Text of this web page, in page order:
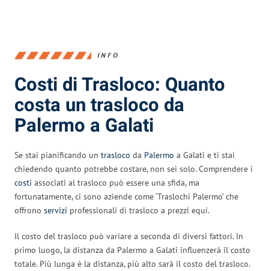
INFO
Costi di Trasloco: Quanto
costa un trasloco da
Palermo a Galati
Se stai pianificando un trasloco da Palermo a Galati e ti stai
chiedendo quanto potrebbe costare, non sei solo. Comprendere i
costi associati al trasloco può essere una sfida, ma
fortunatamente, ci sono aziende come ‘Traslochi Palermo’ che
offrono servizi professionali di trasloco a prezzi equi.
Il costo del trasloco può variare a seconda di diversi fattori. In
primo luogo, la distanza da Palermo a Galati influenzerà il costo
totale. Più lunga è la distanza, più alto sarà il costo del trasloco.